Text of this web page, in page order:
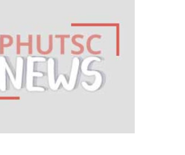
ทรัพย์ชาว
พฤหัสบดี จำกัด
ชุดที่ 51 ฉบับที่
กรกฎาคม 2569